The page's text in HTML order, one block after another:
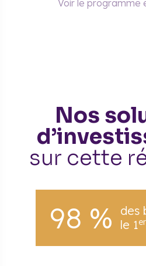
Voir le programme
Nos
sur cette
98 %
des
le 1er